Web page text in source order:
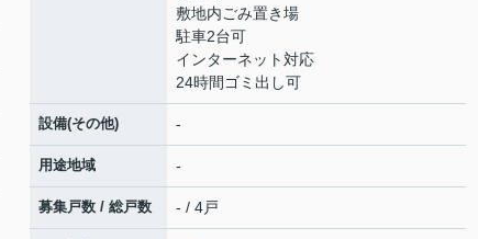
敷地内ごみ置き場
駐車2台可
インターネット対応
24時間ゴミ出し可
設備(その他) -
用途地域 -
募集戸数 / 総戸数 - / 4戸